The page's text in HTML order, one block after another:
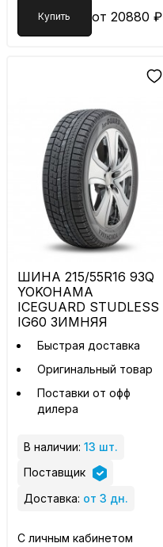
Купить от 20880 ₽
ШИНА 215/55R16 93Q
YOKOHAMA
ICEGUARD STUDLESS
IG60 ЗИМНЯЯ
Быстрая доставка
Оригинальный товар
Поставки от офф
дилера
В наличии: 13 шт.
Поставщик
Доставка: от 3 дн.
С личным кабинетом